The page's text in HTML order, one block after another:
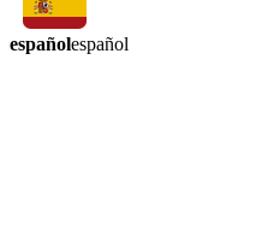
españolespañol